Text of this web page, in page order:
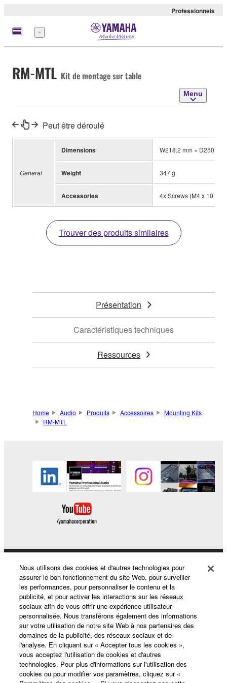
Professionnels
Menu
RM-MTL Kit de montage sur table
Menu
Peut être déroulé
General
Dimensions W218.2 mm × D250.0
Weight 347 g
Accessories 4x Screws (M4 x 10 mm)
Trouver des produits similaires
Présentation
Caractéristiques techniques
Ressources
Home Audio Produits Accessoires
Mounting Kits
RM-MTL
Produits et solutions
Actualités
A propos de Yamaha
Nous utilisons des cookies et d'autres technologies pour
assurer le bon fonctionnement du site Web, pour surveiller
les performances, pour personnaliser le contenu et la
publicité, et pour activer les interactions sur les réseaux
sociaux afin de vous offrir une expérience utilisateur
personnalisée. Nous transférons également des informations
sur votre utilisation de notre site Web à nos partenaires des
domaines de la publicité, des réseaux sociaux et de
l'analyse. En cliquant sur « Accepter tous les cookies »,
vous acceptez l'utilisation de cookies et d'autres
technologies. Pour plus d'informations sur l'utilisation des
cookies ou pour modifier vos paramètres, cliquez sur «